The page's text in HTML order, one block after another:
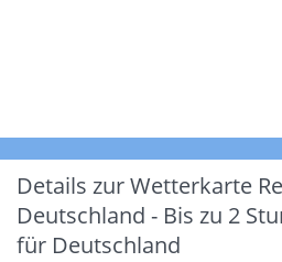
Details zur Wetterkarte
Deutschland - Bis zu 2
für Deutschland